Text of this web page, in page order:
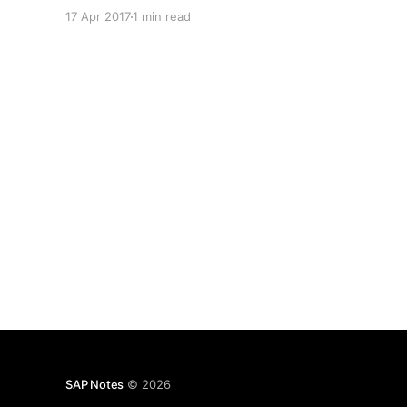
реализованных средств поиска Web Dynpro
17 Apr 20171 min read
SAP Notes © 2026